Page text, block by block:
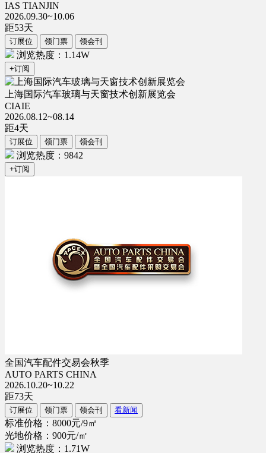
IAS TIANJIN
2026.09.30~10.06
距53天
订展位 领门票 领会刊
浏览热度：1.14W
+订阅
上海国际汽车玻璃与天窗技术创新展览会
CIAIE
2026.08.12~08.14
距4天
订展位 领门票 领会刊
浏览热度：9842
+订阅
全国汽车配件交易会秋季
AUTO PARTS CHINA
2026.10.20~10.22
距73天
订展位 领门票 领会刊 看新闻
标准价格：8000元/9㎡
光地价格：900元/㎡
浏览热度：1.71W